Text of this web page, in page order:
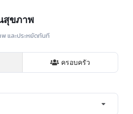
สุขภาพ
และประหยัดทันที
ครอบครัว